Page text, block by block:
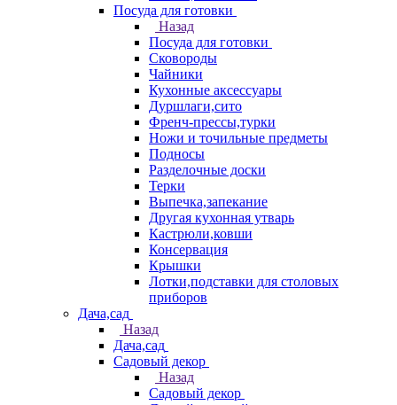
Посуда для готовки
Назад
Посуда для готовки
Сковороды
Чайники
Кухонные аксессуары
Дуршлаги,сито
Френч-прессы,турки
Ножи и точильные предметы
Подносы
Разделочные доски
Терки
Выпечка,запекание
Другая кухонная утварь
Кастрюли,ковши
Консервация
Крышки
Лотки,подставки для столовых
приборов
Дача,сад
Назад
Дача,сад
Садовый декор
Назад
Садовый декор